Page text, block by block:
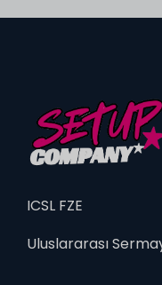
ICSL FZE
Uluslararası